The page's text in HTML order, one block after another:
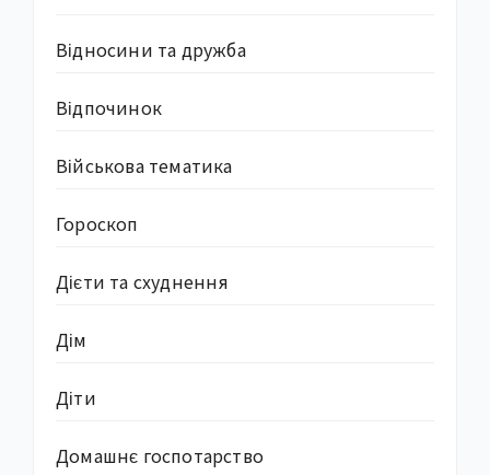
Відносини та дружба
Відпочинок
Військова тематика
Гороскоп
Дієти та схуднення
Дім
Діти
Домашнє госпотарство